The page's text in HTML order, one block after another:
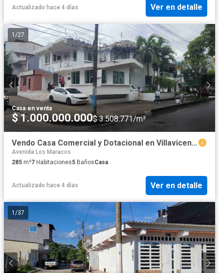
Actualizado hace 4 días Ver en detalle
1 /27
Casa·en venta
$ 1.000.000.000$ 3.508.771/m²
Vendo Casa Comercial y Dotacional en Villavicencio Barrio Barzal
Avenida Los Maracos
285 m²7 Habitaciones5 BañosCasa
Actualizado hace 4 días Ver en detalle
1 /37